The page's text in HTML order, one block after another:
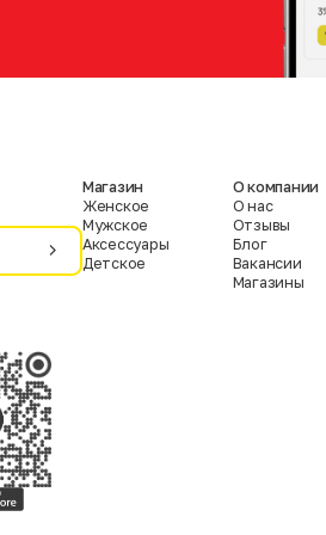
Магазин
Женское
Мужское
Аксессуары
Детское
О компании
О нас
Отзывы
Блог
Вакансии
Магазины